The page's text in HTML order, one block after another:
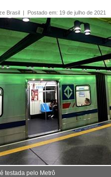
Brasil | Postado em: 19 de julho de 2021
testada pelo Metrô